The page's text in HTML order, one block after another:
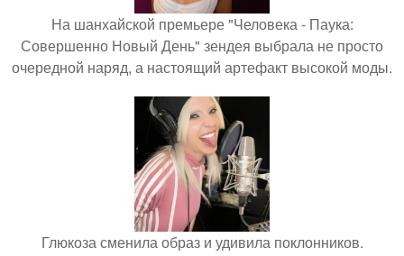
На шанхайской премьере "Человека - Паука:
Совершенно Новый День" зендея выбрала не просто
очередной наряд, а настоящий артефакт высокой моды.
Глюкоза сменила образ и удивила поклонников.